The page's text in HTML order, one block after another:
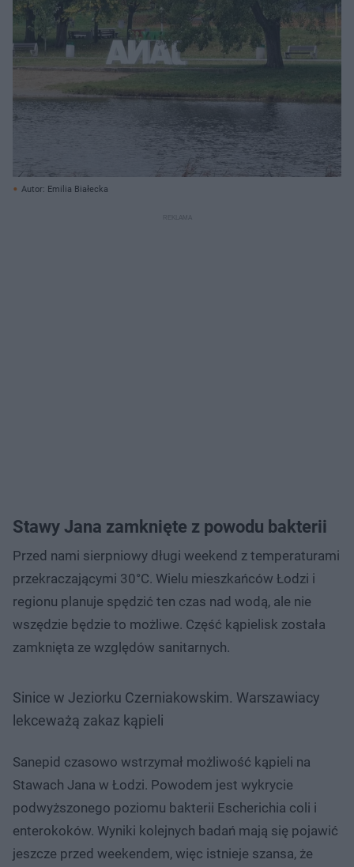
Autor: Emilia Białecka
Stawy Jana zamknięte z powodu bakterii
Przed nami sierpniowy długi weekend z temperaturami
przekraczającymi 30°C. Wielu mieszkańców Łodzi i
regionu planuje spędzić ten czas nad wodą, ale nie
wszędzie będzie to możliwe. Część kąpielisk została
zamknięta ze względów sanitarnych.
Sinice w Jeziorku Czerniakowskim. Warszawiacy
lekceważą zakaz kąpieli
Sanepid czasowo wstrzymał możliwość kąpieli na
Stawach Jana w Łodzi. Powodem jest wykrycie
podwyższonego poziomu bakterii Escherichia coli i
enterokoków. Wyniki kolejnych badań mają się pojawić
jeszcze przed weekendem, więc istnieje szansa, że